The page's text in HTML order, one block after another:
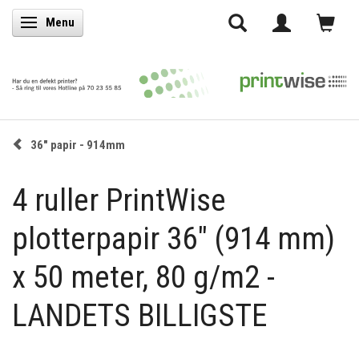
Skifte navigation
Menu
36" papir - 914mm
4 ruller PrintWise
plotterpapir 36" (914 mm)
x 50 meter, 80 g/m2 -
LANDETS BILLIGSTE